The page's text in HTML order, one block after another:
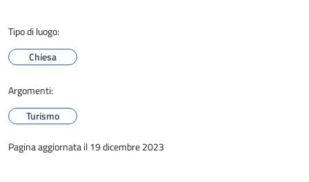
Tipo di luogo:
Chiesa
Argomenti:
Turismo
Pagina aggiornata il 19 dicembre 2023